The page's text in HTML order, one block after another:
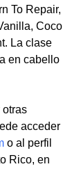
To Repair,
Coco
La clase
en cabello
otras
acceder
o al perfil
Rico, en